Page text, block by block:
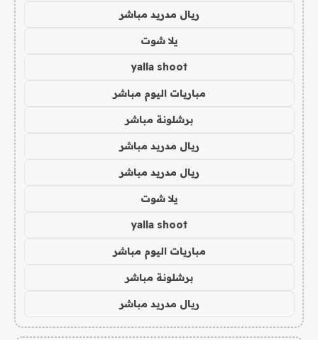
ريال مدريد مباشر
يلا شوت
yalla shoot
مباريات اليوم مباشر
برشلونة مباشر
ريال مدريد مباشر
ريال مدريد مباشر
يلا شوت
yalla shoot
مباريات اليوم مباشر
برشلونة مباشر
ريال مدريد مباشر